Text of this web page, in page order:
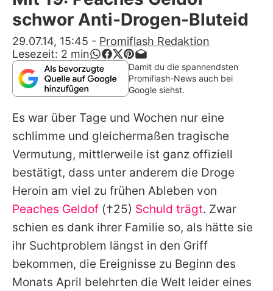
Alle Themen auf Promiflash
App runterladen
Team
Redaktionelle Richtlinien
Impressum
Datenschutzerklärung
Nutzungsbedingungen
Utiq verwalten
schwor Anti-Drogen-Bluteid
29.07.14, 15:45 - Promiflash Redaktion
Lesezeit: 2 min
Damit du die spannendsten
Promiflash-News auch bei
Google siehst.
Es war über Tage und Wochen nur eine
schlimme und gleichermaßen tragische
Vermutung, mittlerweile ist ganz offiziell
bestätigt, dass unter anderem die Droge
Heroin am viel zu frühen Ableben von
Peaches Geldof (†25) Schuld trägt. Zwar
schien es dank ihrer Familie so, als hätte sie
ihr Suchtproblem längst in den Griff
bekommen, die Ereignisse zu Beginn des
Monats April belehrten die Welt leider eines